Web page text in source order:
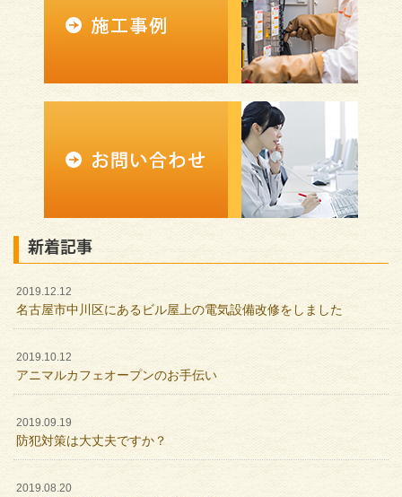
新着記事
2019.12.12
名古屋市中川区にあるビル屋上の電気設備改修をしました
2019.10.12
アニマルカフェオープンのお手伝い
2019.09.19
防犯対策は大丈夫ですか？
2019.08.20